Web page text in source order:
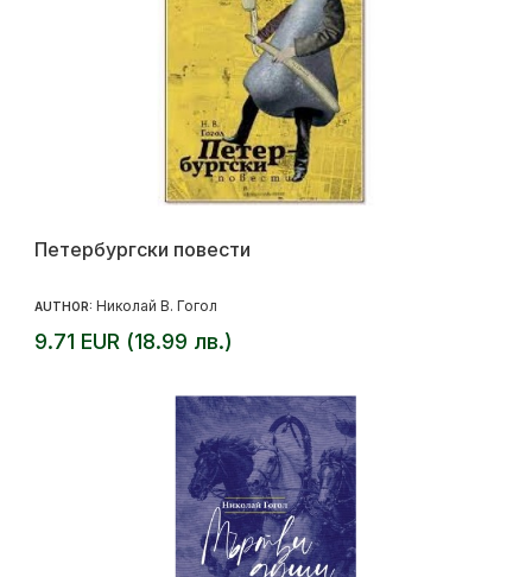
Петербургски повести
AUTHOR: Николай В. Гогол
9.71 EUR (18.99 лв.)